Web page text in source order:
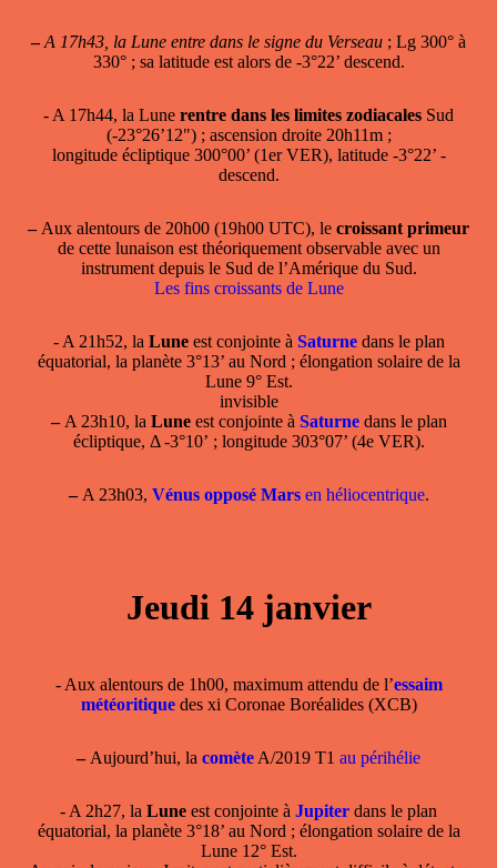
– A 17h43, la Lune entre dans le signe du Verseau ; Lg 300° à
330° ; sa latitude est alors de -3°22’ descend.
- A 17h44, la Lune rentre dans les limites zodiacales Sud
(-23°26’12") ; ascension droite 20h11m ;
longitude écliptique 300°00’ (1er VER), latitude -3°22’ -
descend.
–Aux alentours de 20h00 (19h00 UTC), le croissant primeur
de cette lunaison est théoriquement observable avec un
instrument depuis le Sud de l’Amérique du Sud.
Les fins croissants de Lune
- A 21h52, la Luneest conjointe à Saturnedans le plan
équatorial, la planète 3°13’ au Nord ; élongation solaire de la
Lune 9° Est.
invisible
–A 23h10, la Luneest conjointe à Saturnedans le plan
écliptique, Δ -3°10’ ; longitude 303°07’ (4e VER).
–A 23h03, Vénus opposé Marsen héliocentrique.
Jeudi 14 janvier
- Aux alentours de 1h00, maximum attendu de l’essaim
météoritiquedes xi Coronae Boréalides (XCB)
–Aujourd’hui, la comète A/2019 T1 au périhélie
- A 2h27, la Lune est conjointe à Jupiter dans le plan
équatorial, la planète 3°18’ au Nord ; élongation solaire de la
Lune 12° Est.